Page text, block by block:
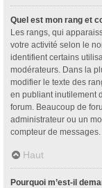
Quel est mon rang et
Les rangs, qui
votre activité selon le
identifient certains
modérateurs. Dans la
modifier le texte des
en publiant inutilement
forum. Beaucoup de
administrateur ou un
compteur de messages.
Haut
Pourquoi m’est-il